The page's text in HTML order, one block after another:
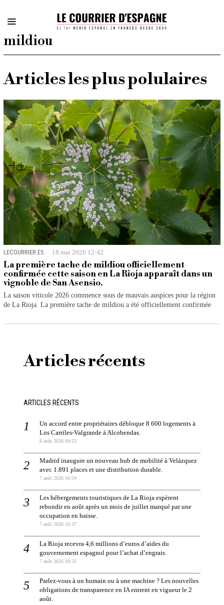
mildiou
Articles les plus polulaires
LECOURRIER.ES 18 mai 2026 12:42
La première tache de mildiou officiellement
confirmée cette saison en La Rioja apparaît dans un
vignoble de San Asensio.
La saison viticole 2026 commence sous de mauvais auspices pour la région
de La Rioja. La première tache de mildiou a été officiellement confirmée
Articles récents
ARTICLES RÉCENTS
Un accord entre propriétaires débloque 8 600 logements à
Los Carriles-Valgrande à Alcobendas.
8 août 2026 09:53
Madrid inaugure un nouveau hub de mobilité à Velázquez
avec 1.891 places et une distribution durable.
7 août 2026 10:54
Les hébergements touristiques de La Rioja espèrent
rebondir en août après un mois de juillet marqué par une
occupation en baisse.
7 août 2026 10:37
La Rioja recevra 4,6 millions d’euros d’aides du
gouvernement espagnol pour l’achat d’engrais.
7 août 2026 10:32
Parlez-vous à un humain ou à une machine ? Les nouvelles
obligations de transparence en IA entrent en vigueur le 2
août.